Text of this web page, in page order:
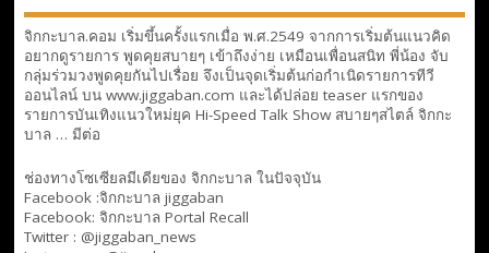
จิกกะบาล.คอม เริ่มขึ้นครั้งแรกเมื่อ พ.ศ.2549 จากการเริ่มต้นแนวคิด
อยากดูรายการ พูดคุยสบายๆ เข้าถึงง่าย เหมือนเพื่อนสนิท พี่น้อง จับ
กลุ่มร่วมวงพูดคุยกันไปเรื่อย จึงเป็นจุดเริ่มต้นก่อกำเนิดรายการทีวี
ออนไลน์ บน www.jiggaban.com และได้ปล่อย teaser แรกของ
รายการบันเทิงแนวใหม่ยุค Hi-Speed Talk Show สบายๆสไตล์ จิกกะ
บาล … มีต่อ
ช่องทางโซเซียลมีเดียของ จิกกะบาล ในปัจจุบัน
Facebook :จิกกะบาล jiggaban
Facebook: จิกกะบาล Portal Recall
Twitter : @jiggaban_news